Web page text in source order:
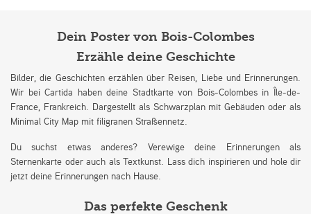
Dein Poster von Bois-Colombes
Erzähle deine Geschichte
Bilder, die Geschichten erzählen über Reisen, Liebe und Erinnerungen.
Wir bei Cartida haben deine Stadtkarte von Bois-Colombes in Île-de-
France, Frankreich. Dargestellt als Schwarzplan mit Gebäuden oder als
Minimal City Map mit filigranen Straßennetz.
Du suchst etwas anderes? Verewige deine Erinnerungen als
Sternenkarte oder auch als Textkunst. Lass dich inspirieren und hole dir
jetzt deine Erinnerungen nach Hause.
Das perfekte Geschenk